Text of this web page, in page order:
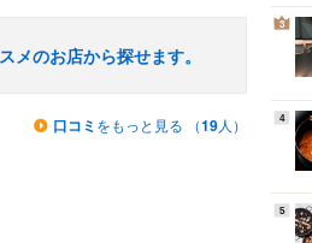
メのお店から探せます。
口コミ をもっと見る （19人）
3
4
5